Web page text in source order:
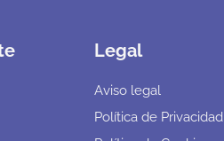
Legal
Aviso legal
Política de Privacidad